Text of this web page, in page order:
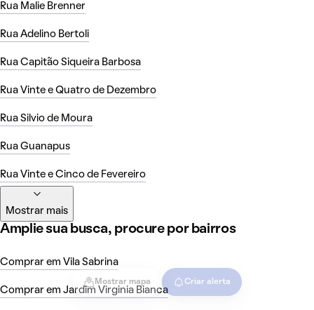
Mostrar mapa Criar alerta
Rua Malie Brenner
Rua Adelino Bertoli
Rua Capitão Siqueira Barbosa
Rua Vinte e Quatro de Dezembro
Rua Silvio de Moura
Rua Guanapus
Rua Vinte e Cinco de Fevereiro
Mostrar mais
Amplie sua busca, procure por bairros
Comprar em Vila Sabrina
Comprar em Jardim Virginia Bianca